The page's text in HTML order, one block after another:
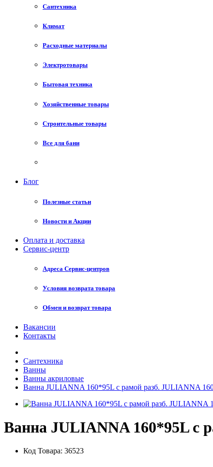
Сантехника
Климат
Расходные материалы
Электротовары
Бытовая техника
Хозяйственные товары
Строительные товары
Все для бани
Блог
Полезные статьи
Новости и Акции
Оплата и доставка
Сервис-центр
Адреса Сервис-центров
Условия возврата товара
Обмен и возврат товара
Вакансии
Контакты
Сантехника
Ванны
Ванны акриловые
Ванна JULIANNA 160*95L с рамой разб. JULIANNA
Ванна JULIANNA 160*95L с
Код Товара: 36523